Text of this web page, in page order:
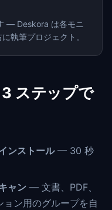
— Deskora は各モニ
執筆プロジェクト。
ステップで
ンストール— 30 秒
ャン — 文書、PDF、
ン用のグループを自